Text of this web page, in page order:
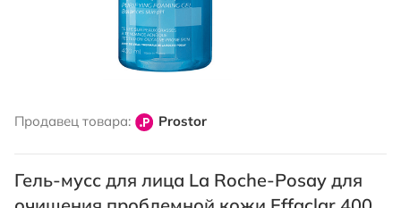
началу
изображений
Продавец товара: Prostor
Гель-мусс для лица La Roche-Posay для